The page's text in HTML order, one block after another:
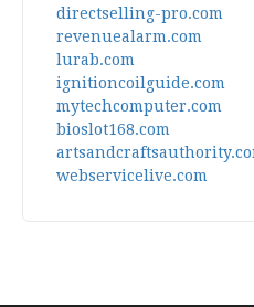
directselling-pro.com
revenuealarm.com
lurab.com
ignitioncoilguide.com
mytechcomputer.com
bioslot168.com
webservicelive.com